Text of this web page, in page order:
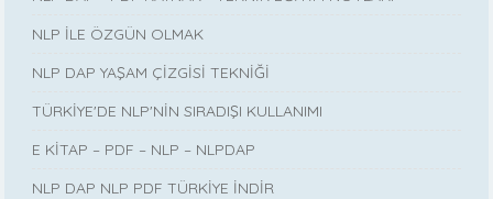
NLP İLE ÖZGÜN OLMAK
NLP DAP YAŞAM ÇİZGİSİ TEKNİĞİ
TÜRKİYE'DE NLP'NİN SIRADIŞI KULLANIMI
E KİTAP – PDF – NLP – NLPDAP
NLP DAP NLP PDF TÜRKİYE İNDİR